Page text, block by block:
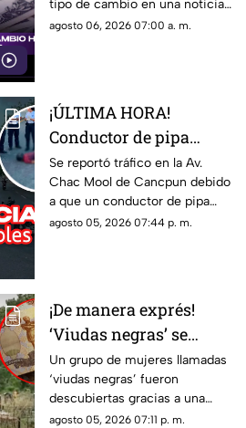
tipo de cambio en una noticia
que impactará tus finanzas.
agosto 06, 2026 07:00 a. m.
¡ÚLTIMA HORA!
Conductor de pipa
atropella a un hombre
en Av. Chac Mool de
Cancún; esto se sabe
Se reportó tráfico en la Av.
Chac Mool de Cancpun debido
a que un conductor de pipa
atropelló a un hombre.
agosto 05, 2026 07:44 p. m.
¡De manera exprés!
‘Viudas negras’ se
casan con soldados
para cobrar
indemnizaciones
Un grupo de mujeres llamadas
‘viudas negras’ fueron
descubiertas gracias a una
investigación que reveló que
agosto 05, 2026 07:11 p. m.